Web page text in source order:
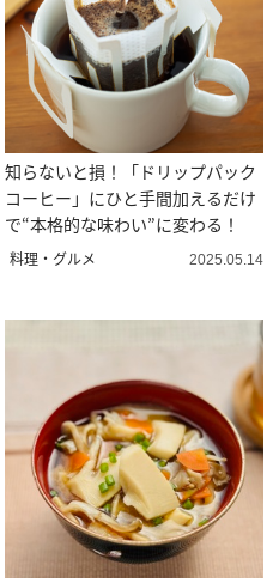
知らないと損！「ドリップパック
コーヒー」にひと手間加えるだけ
で“本格的な味わい”に変わる！
料理・グルメ 2025.05.14